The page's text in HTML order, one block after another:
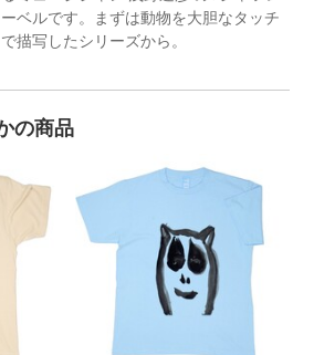
ーベルです。まずは動物を大胆なタッチ
で描写したシリーズから。
の商品